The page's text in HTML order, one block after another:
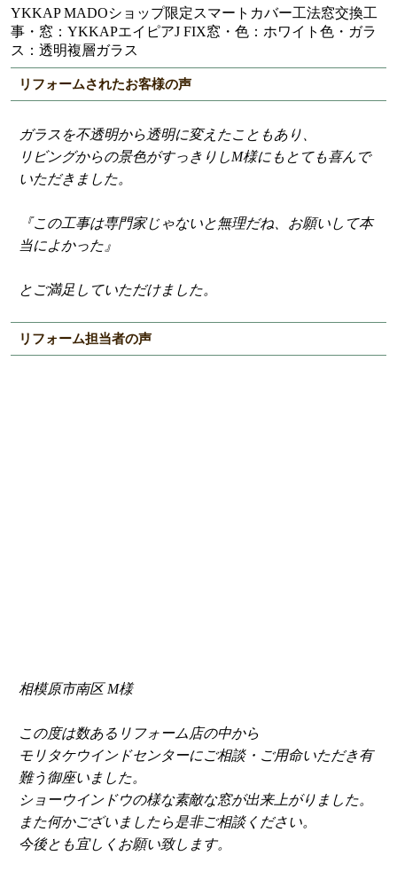
YKKAP MADOショップ限定スマートカバー工法窓交換工
事・窓：YKKAPエイピアJ FIX窓・色：ホワイト色・ガラ
ス：透明複層ガラス
リフォームされたお客様の声
ガラスを不透明から透明に変えたこともあり、
リビングからの景色がすっきりしM様にもとても喜んで
いただきました。
『この工事は専門家じゃないと無理だね、お願いして本
当によかった』
とご満足していただけました。
リフォーム担当者の声
相模原市南区 M様
この度は数あるリフォーム店の中から
モリタケウインドセンターにご相談・ご用命いただき有
難う御座いました。
ショーウインドウの様な素敵な窓が出来上がりました。
また何かございましたら是非ご相談ください。
今後とも宜しくお願い致します。